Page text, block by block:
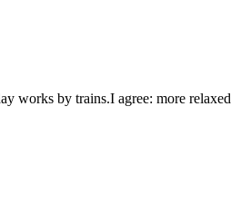
works by trains.I agree: more relaxed